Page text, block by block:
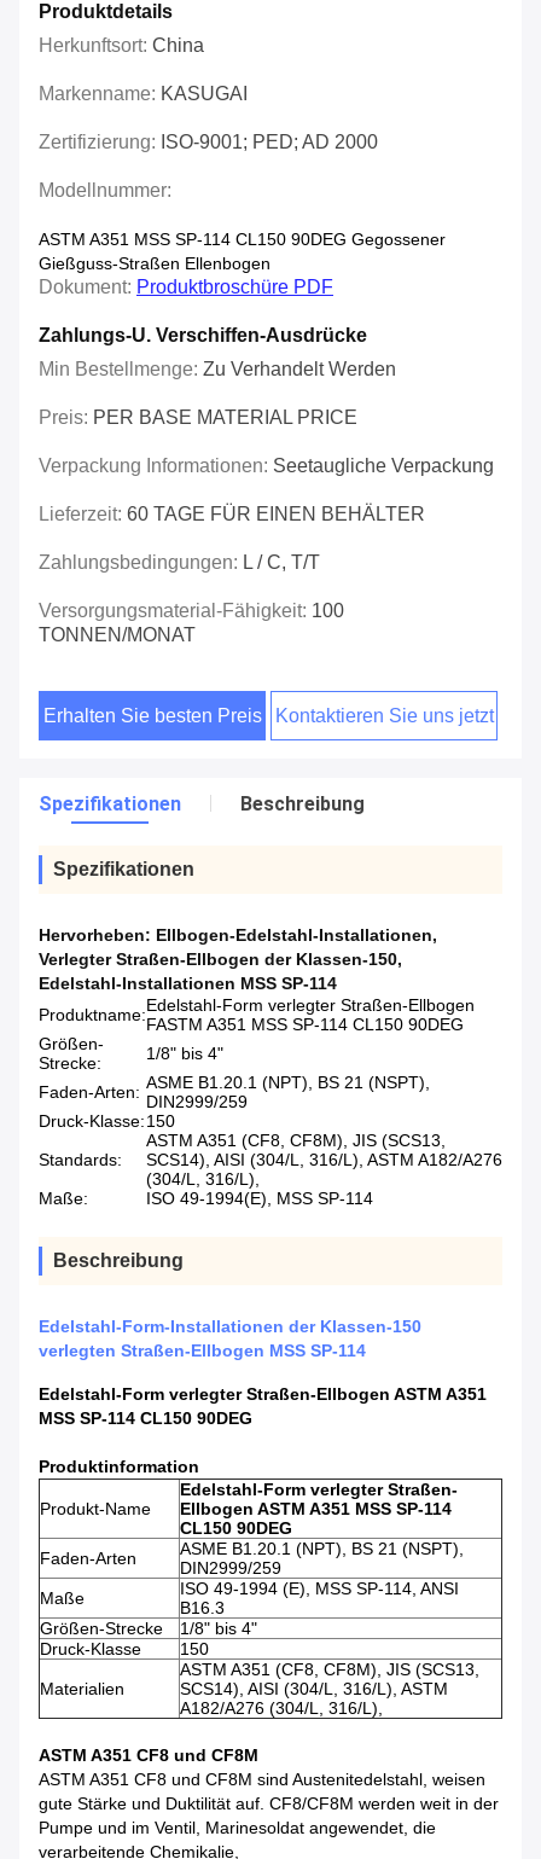
Produktdetails
Herkunftsort: China
Markenname: KASUGAI
Zertifizierung: ISO-9001; PED; AD 2000
Modellnummer:
ASTM A351 MSS SP-114 CL150 90DEG Gegossener
Gießguss-Straßen Ellenbogen
Dokument: Produktbroschüre PDF
Zahlungs-U. Verschiffen-Ausdrücke
Min Bestellmenge: Zu Verhandelt Werden
Preis: PER BASE MATERIAL PRICE
Verpackung Informationen: Seetaugliche Verpackung
Lieferzeit: 60 TAGE FÜR EINEN BEHÄLTER
Zahlungsbedingungen: L / C, T/T
Versorgungsmaterial-Fähigkeit: 100
TONNEN/MONAT
Erhalten Sie besten Preis Kontaktieren Sie uns jetzt
Spezifikationen Beschreibung
Spezifikationen
Hervorheben: Ellbogen-Edelstahl-Installationen,
Verlegter Straßen-Ellbogen der Klassen-150,
Edelstahl-Installationen MSS SP-114
Produktname:Edelstahl-Form verlegter Straßen-Ellbogen
FASTM A351 MSS SP-114 CL150 90DEG
Größen-
Strecke:
1/8" bis 4"
Faden-Arten: ASME B1.20.1 (NPT), BS 21 (NSPT),
DIN2999/259
Druck-Klasse:150
Standards:
ASTM A351 (CF8, CF8M), JIS (SCS13,
SCS14), AISI (304/L, 316/L), ASTM A182/A276
(304/L, 316/L),
Maße:
ISO 49-1994(E), MSS SP-114
Beschreibung
Edelstahl-Form-Installationen der Klassen-150
verlegten Straßen-Ellbogen MSS SP-114
Edelstahl-Form verlegter Straßen-Ellbogen ASTM A351
MSS SP-114 CL150 90DEG
Produktinformation
Produkt-Name
Edelstahl-Form verlegter Straßen-
Ellbogen ASTM A351 MSS SP-114
CL150 90DEG
Faden-Arten
ASME B1.20.1 (NPT), BS 21 (NSPT),
DIN2999/259
Maße
ISO 49-1994 (E), MSS SP-114, ANSI
B16.3
Größen-Strecke
1/8" bis 4"
Druck-Klasse
150
Materialien
ASTM A351 (CF8, CF8M), JIS (SCS13,
SCS14), AISI (304/L, 316/L), ASTM
A182/A276 (304/L, 316/L),
ASTM A351 CF8 und CF8M
ASTM A351 CF8 und CF8M sind Austenitedelstahl, weisen
gute Stärke und Duktilität auf. CF8/CF8M werden weit in der
Pumpe und im Ventil, Marinesoldat angewendet, die
verarbeitende Chemikalie,